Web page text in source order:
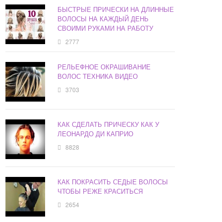
БЫСТРЫЕ ПРИЧЕСКИ НА ДЛИННЫЕ
ВОЛОСЫ НА КАЖДЫЙ ДЕНЬ
СВОИМИ РУКАМИ НА РАБОТУ
2777
РЕЛЬЕФНОЕ ОКРАШИВАНИЕ
ВОЛОС ТЕХНИКА ВИДЕО
3703
КАК СДЕЛАТЬ ПРИЧЕСКУ КАК У
ЛЕОНАРДО ДИ КАПРИО
8828
КАК ПОКРАСИТЬ СЕДЫЕ ВОЛОСЫ
ЧТОБЫ РЕЖЕ КРАСИТЬСЯ
2654